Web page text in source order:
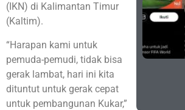
(IKN) di Kalimantan Timur
(Kaltim).
“Harapan kami untuk
pemuda-pemudi, tidak bisa
gerak lambat, hari ini kita
dituntut untuk gerak cepat
untuk pembangunan Kukar,”